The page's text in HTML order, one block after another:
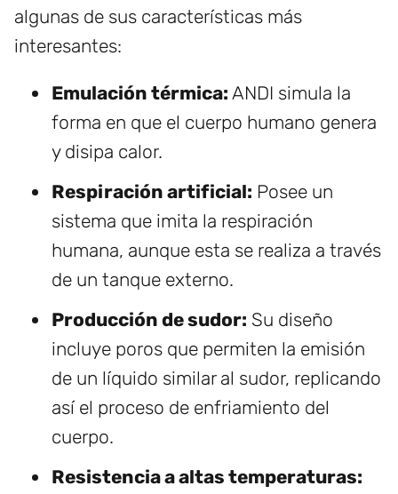
algunas de sus características más
interesantes:
Emulación térmica: ANDI simula la
forma en que el cuerpo humano genera
y disipa calor.
Respiración artificial: Posee un
sistema que imita la respiración
humana, aunque esta se realiza a través
de un tanque externo.
Producción de sudor: Su diseño
incluye poros que permiten la emisión
de un líquido similar al sudor, replicando
así el proceso de enfriamiento del
cuerpo.
Resistencia a altas temperaturas: